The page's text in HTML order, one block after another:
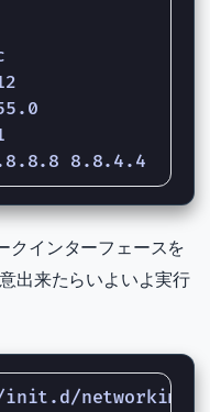
クインターフェースを
出来たらいよいよ実行
init.d/networking